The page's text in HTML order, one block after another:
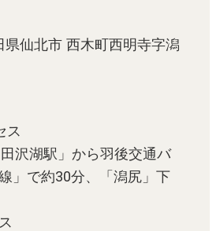
県仙北市 西木町西明寺字潟
ス
沢湖駅」から羽後交通バ
」で約30分、「潟尻」下